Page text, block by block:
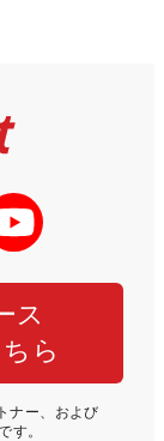
ス
ら
ナー、および
す。